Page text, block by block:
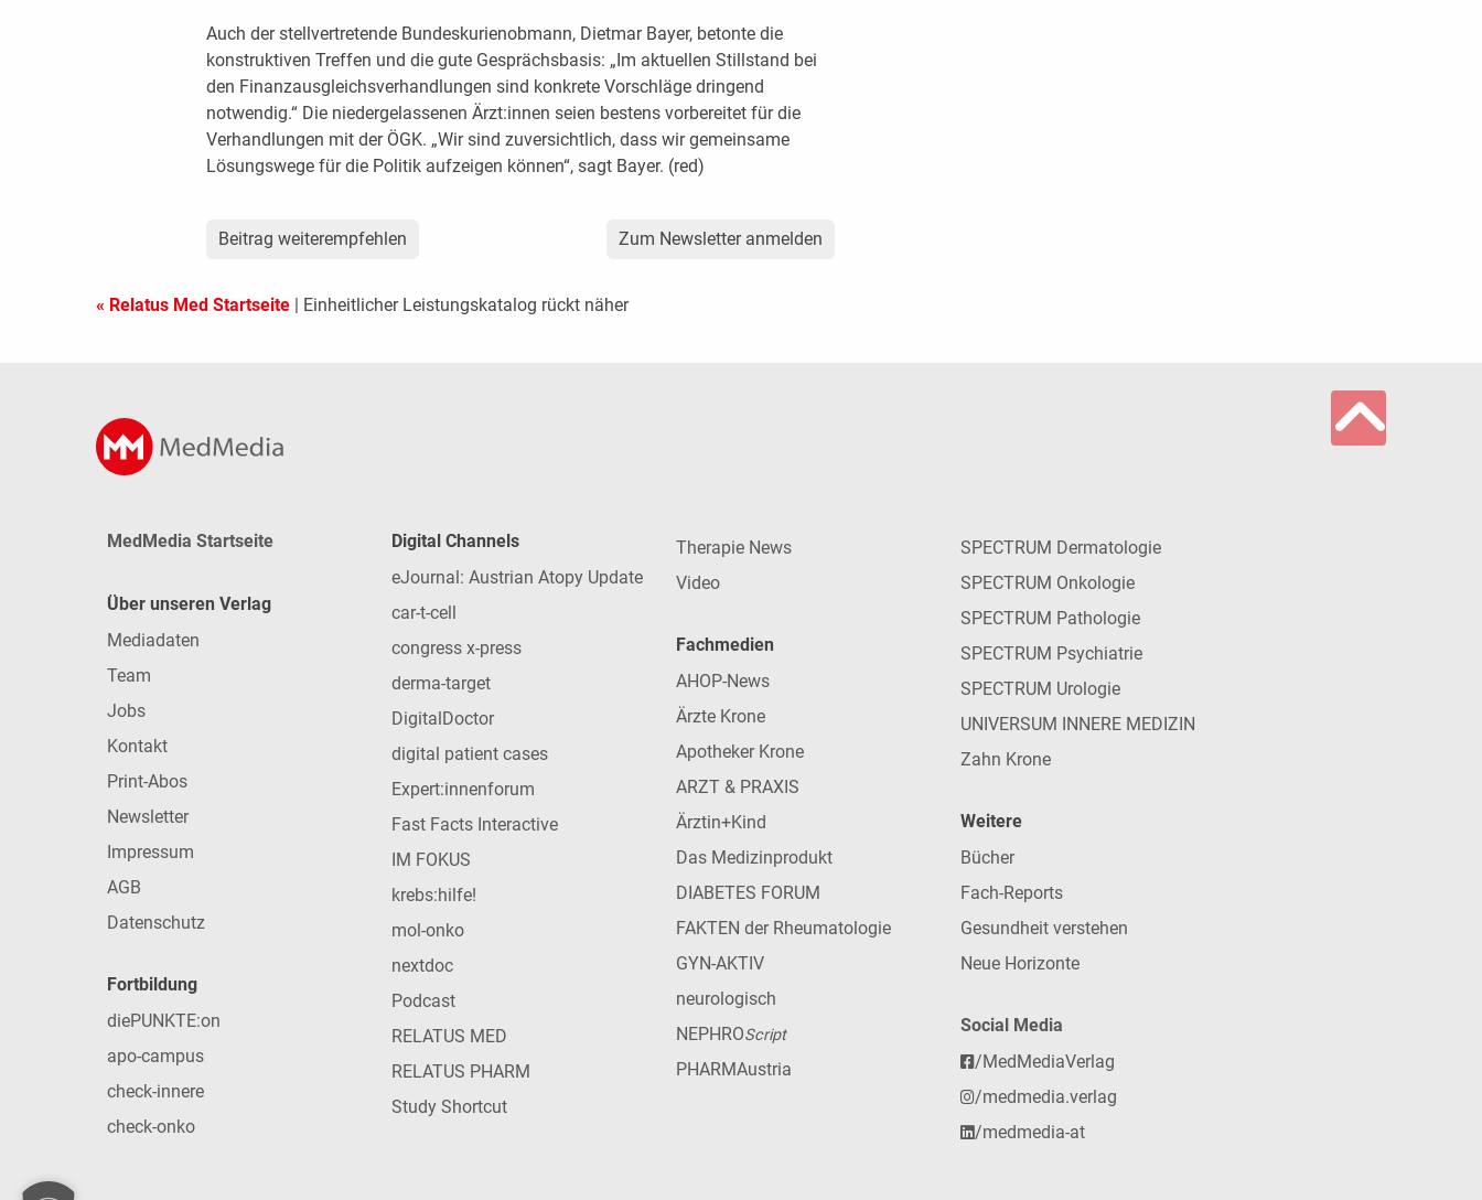
Auch der stellvertretende Bundeskurienobmann, Dietmar Bayer, betonte die
konstruktiven Treffen und die gute Gesprächsbasis: „Im aktuellen Stillstand bei
den Finanzausgleichsverhandlungen sind konkrete Vorschläge dringend
notwendig.“ Die niedergelassenen Ärzt:innen seien bestens vorbereitet für die
Verhandlungen mit der ÖGK. „Wir sind zuversichtlich, dass wir gemeinsame
Lösungswege für die Politik aufzeigen können“, sagt Bayer. (red)
Beitrag weiterempfehlen Zum Newsletter anmelden
« Relatus Med Startseite | Einheitlicher Leistungskatalog rückt näher
MedMedia Startseite
Über unseren Verlag
Mediadaten
Team
Jobs
Kontakt
Print-Abos
Newsletter
Impressum
AGB
Datenschutz
Fortbildung
diePUNKTE:on
apo-campus
check-innere
check-onko
Digital Channels
eJournal: Austrian Atopy Update
car-t-cell
congress x-press
derma-target
DigitalDoctor
digital patient cases
Expert:innenforum
Fast Facts Interactive
IM FOKUS
krebs:hilfe!
mol-onko
nextdoc
Podcast
RELATUS MED
RELATUS PHARM
Study Shortcut
Therapie News
Video
Fachmedien
AHOP-News
Ärzte Krone
Apotheker Krone
ARZT & PRAXIS
Ärztin+Kind
Das Medizinprodukt
DIABETES FORUM
FAKTEN der Rheumatologie
GYN-AKTIV
neurologisch
NEPHROScript
PHARMAustria
SPECTRUM Dermatologie
SPECTRUM Onkologie
SPECTRUM Pathologie
SPECTRUM Psychiatrie
SPECTRUM Urologie
UNIVERSUM INNERE MEDIZIN
Zahn Krone
Weitere
Bücher
Fach-Reports
Gesundheit verstehen
Neue Horizonte
Social Media
/MedMediaVerlag
/medmedia.verlag
/medmedia-at